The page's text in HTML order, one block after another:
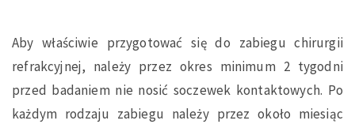
V
i
d
Aby właściwie przygotować się do zabiegu chirurgii
refrakcyjnej, należy przez okres minimum 2 tygodni
przed badaniem nie nosić soczewek kontaktowych. Po
każdym rodzaju zabiegu należy przez około miesiąc